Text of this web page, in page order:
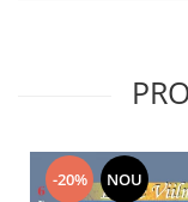
-20% NOU